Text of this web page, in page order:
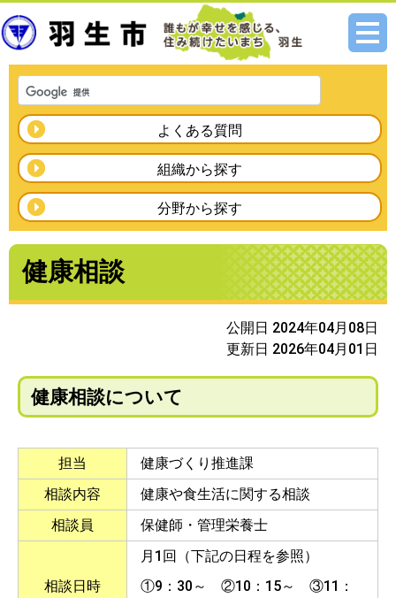
メニ
よくある質問
組織から探す
分野から探す
健康相談
公開日 2024年04月08日
更新日 2026年04月01日
健康相談について
担当
健康づくり推進課
相談内容
健康や食生活に関する相談
相談員
保健師・管理栄養士
相談日時
月1回（下記の日程を参照）
①9：30～ ②10：15～ ③11：